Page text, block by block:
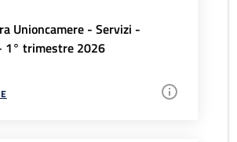
Unioncamere - Servizi -
1° trimestre 2026